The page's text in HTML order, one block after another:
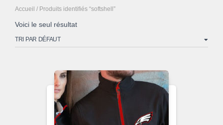
Accueil / Produits identifiés “softshell”
Voici le seul résultat